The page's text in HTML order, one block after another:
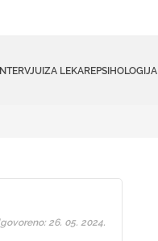
ZA LEKAREPSIHOLOGIJA
26. 05. 2024.